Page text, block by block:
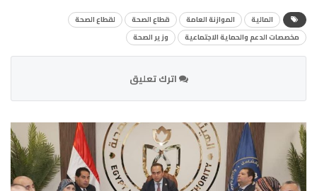
المالية الموازنة العامة قطاع الصحة
لقطاع الصحة
مخصصات الدعم والحماية الاجتماعية
وزير الصحة
اترك تعليق